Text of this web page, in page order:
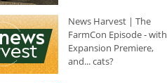
News Harvest | The
FarmCon Episode - with
Expansion Premiere,
and... cats?